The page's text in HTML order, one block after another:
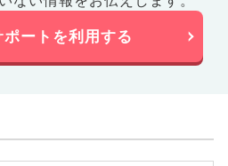
ートを利用する